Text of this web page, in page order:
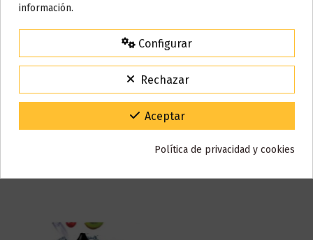
Detalles del producto
Reseñas (0)
Todos los pedidos realizados desde el
15% de descuento
Para agradecerte la espera durante estos días.
Código:VACACIONES15
Gracias por tu paciencia y por seguir confiando en nosotros.
información.
Configurar
Rechazar
Aceptar
Política de privacidad y cookies